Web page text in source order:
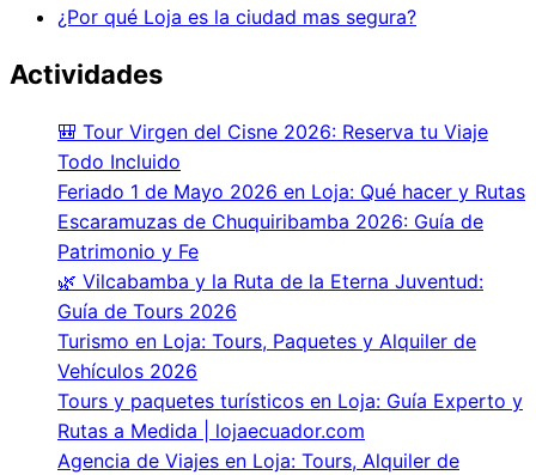
¿Por qué Loja es la ciudad mas segura?
Actividades
🎒 Tour Virgen del Cisne 2026: Reserva tu Viaje
Todo Incluido
Feriado 1 de Mayo 2026 en Loja: Qué hacer y Rutas
Escaramuzas de Chuquiribamba 2026: Guía de
Patrimonio y Fe
🌿 Vilcabamba y la Ruta de la Eterna Juventud:
Guía de Tours 2026
Turismo en Loja: Tours, Paquetes y Alquiler de
Vehículos 2026
Tours y paquetes turísticos en Loja: Guía Experto y
Rutas a Medida | lojaecuador.com
Agencia de Viajes en Loja: Tours, Alquiler de